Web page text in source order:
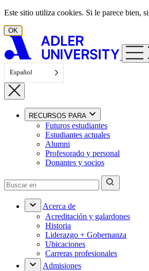
Ir al contenido
Este sitio utiliza cookies. Si le parece bien,
OK
Español
RECURSOS PARA
Futuros estudiantes
Estudiantes actuales
Alumni
Profesorado y personal
Donantes y socios
Acerca de
Acreditación y galardones
Historia
Liderazgo + Gobernanza
Ubicaciones
Carreras profesionales
Admisiones